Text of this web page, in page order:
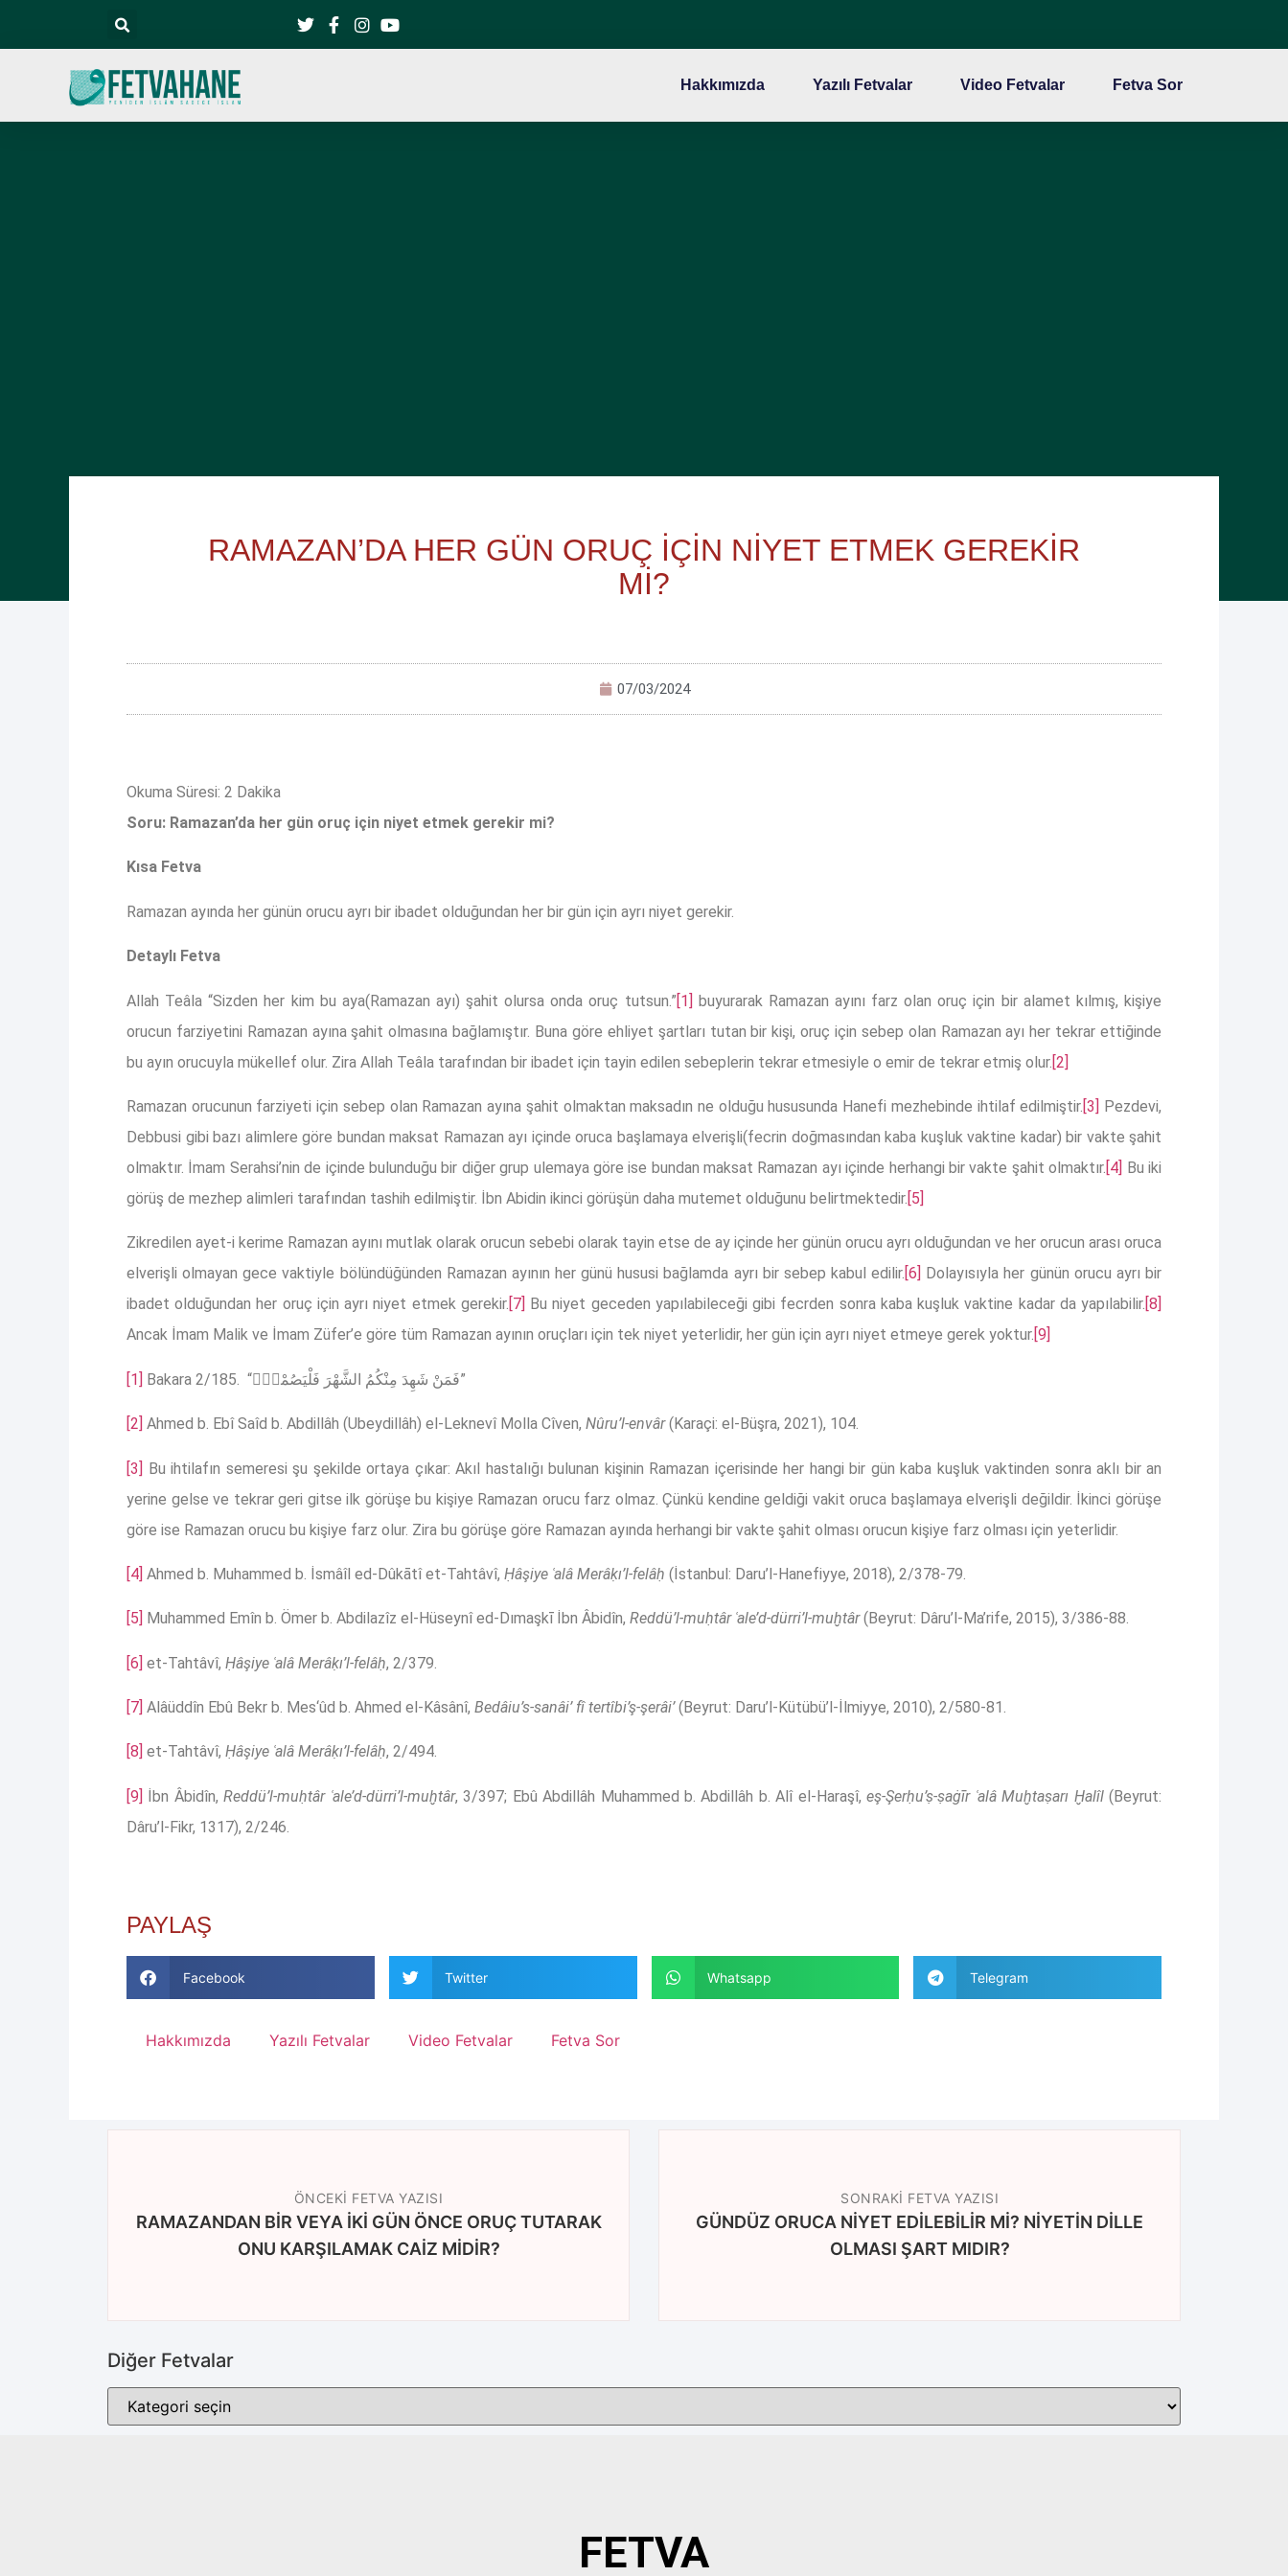
Hakkımızda Yazılı Fetvalar Video Fetvalar Fetva Sor
RAMAZAN’DA HER GÜN ORUÇ İÇİN NİYET ETMEK GEREKİR
Mİ?
07/03/2024
Soru: Ramazan’da her gün oruç için niyet etmek gerekir mi?
Kısa Fetva
Ramazan ayında her günün orucu ayrı bir ibadet olduğundan her bir gün için ayrı niyet gerekir.
Detaylı Fetva
Allah Teâla “Sizden her kim bu aya(Ramazan ayı) şahit olursa onda oruç tutsun.”[1] buyurarak Ramazan ayını farz olan oruç için bir alamet kılmış, kişiye
orucun farziyetini Ramazan ayına şahit olmasına bağlamıştır. Buna göre ehliyet şartları tutan bir kişi, oruç için sebep olan Ramazan ayı her tekrar ettiğinde
bu ayın orucuyla mükellef olur. Zira Allah Teâla tarafından bir ibadet için tayin edilen sebeplerin tekrar etmesiyle o emir de tekrar etmiş olur. [2]
Ramazan orucunun farziyeti için sebep olan Ramazan ayına şahit olmaktan maksadın ne olduğu hususunda Hanefi mezhebinde ihtilaf edilmiştir.[3] Pezdevi,
Debbusi gibi bazı alimlere göre bundan maksat Ramazan ayı içinde oruca başlamaya elverişli(fecrin doğmasından kaba kuşluk vaktine kadar) bir vakte şahit
olmaktır. İmam Serahsi’nin de içinde bulunduğu bir diğer grup ulemaya göre ise bundan maksat Ramazan ayı içinde herhangi bir vakte şahit olmaktır.[4] Bu iki
görüş de mezhep alimleri tarafından tashih edilmiştir. İbn Abidin ikinci görüşün daha mutemet olduğunu belirtmektedir.[5]
Zikredilen ayet-i kerime Ramazan ayını mutlak olarak orucun sebebi olarak tayin etse de ay içinde her günün orucu ayrı olduğundan ve her orucun arası oruca
elverişli olmayan gece vaktiyle bölündüğünden Ramazan ayının her günü hususi bağlamda ayrı bir sebep kabul edilir. [6]
Dolayısıyla her günün orucu ayrı bir
ibadet olduğundan her oruç için ayrı niyet etmek gerekir. [7] Bu niyet geceden yapılabileceği gibi fecrden sonra kaba kuşluk vaktine kadar da yapılabilir. [8]
Ancak İmam Malik ve İmam Züfer’e göre tüm Ramazan ayının oruçları için tek niyet yeterlidir, her gün için ayrı niyet etmeye gerek yoktur. [9]
[1] Bakara 2/185. “فَمَنْ شَهِدَ مِنْكُمُ الشَّهْرَ فَلْيَصُمْهُۜ”
[2] Ahmed b. Ebî Saîd b. Abdillâh (Ubeydillâh) el-Leknevî Molla Cîven, Nûru’l-envâr(Karaçi: el-Büşra, 2021), 104.
[3] Bu ihtilafın semeresi şu şekilde ortaya çıkar: Akıl hastalığı bulunan kişinin Ramazan içerisinde her hangi bir gün kaba kuşluk vaktinden sonra aklı bir an
yerine gelse ve tekrar geri gitse ilk görüşe bu kişiye Ramazan orucu farz olmaz. Çünkü kendine geldiği vakit oruca başlamaya elverişli değildir. İkinci görüşe
göre ise Ramazan orucu bu kişiye farz olur. Zira bu görüşe göre Ramazan ayında herhangi bir vakte şahit olması orucun kişiye farz olması için yeterlidir.
[4] Ahmed b. Muhammed b. İsmâîl ed-Dûkātî et-Tahtâvî, Ḥâşiye ʿalâ Merâḳı’l-felâḥ (İstanbul: Daru’l-Hanefiyye, 2018), 2/378-79.
[5] Muhammed Emîn b. Ömer b. Abdilazîz el-Hüseynî ed-Dımaşkī İbn Âbidîn, Reddü’l-muḥtâr ʿale’d-dürri’l-muḫtâr(Beyrut: Dâru’l-Ma’rife, 2015), 3/386-88.
[6] et-Tahtâvî, Ḥâşiye ʿalâ Merâḳı’l-felâḥ, 2/379.
[7] Alâüddîn Ebû Bekr b. Mes‘ûd b. Ahmed el-Kâsânî, Bedâiu’s-sanâi’ fî tertîbi’ş-şerâi’(Beyrut: Daru’l-Kütübü’l-İlmiyye, 2010), 2/580-81.
[8] et-Tahtâvî, Ḥâşiye ʿalâ Merâḳı’l-felâḥ, 2/494.
[9] İbn Âbidîn,Reddü’l-muḥtâr ʿale’d-dürri’l-muḫtâr, 3/397; Ebû Abdillâh Muhammed b. Abdillâh b. Alî el-Haraşî,eş-Şerḥu’ṣ-ṣaġīr ʿalâ Muḫtaṣarı Ḫalîl(Beyrut:
Dâru’l-Fikr, 1317), 2/246.
PAYLAŞ
Facebook Twitter Whatsapp Telegram
Hakkımızda Yazılı Fetvalar Video Fetvalar Fetva Sor
ÖNCEKI FETVA YAZISI
RAMAZANDAN BİR VEYA İKİ GÜN ÖNCE ORUÇ TUTARAK
ONU KARŞILAMAK CAİZ MİDİR?
SONRAKI FETVA YAZISI
GÜNDÜZ ORUCA NİYET EDİLEBİLİR Mİ? NİYETİN DİLLE
OLMASI ŞART MIDIR?
Diğer Fetvalar
FETVA